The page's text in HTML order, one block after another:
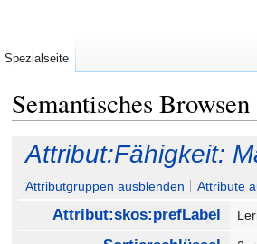
Semantisches Browsen
Navigation
springen
Suche
springen
Attribut:Fähigkeit:
Attributgruppen ausblenden Attribute
Attribut:skos:prefLabel
Spezialseite